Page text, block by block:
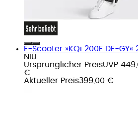
E-Scooter »KQi 200F DE-
NIU
Ursprünglicher PreisUVP
€
Aktueller Preis399,00 €